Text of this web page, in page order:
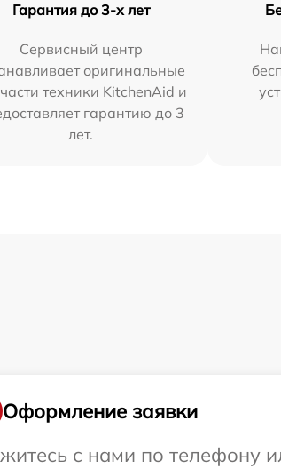
Гарантия до 3-х лет
Сервисный центр
оригинальные
техники KitchenAid и
гарантию до 3
лет.
Оформление заявки
с нами по телефону